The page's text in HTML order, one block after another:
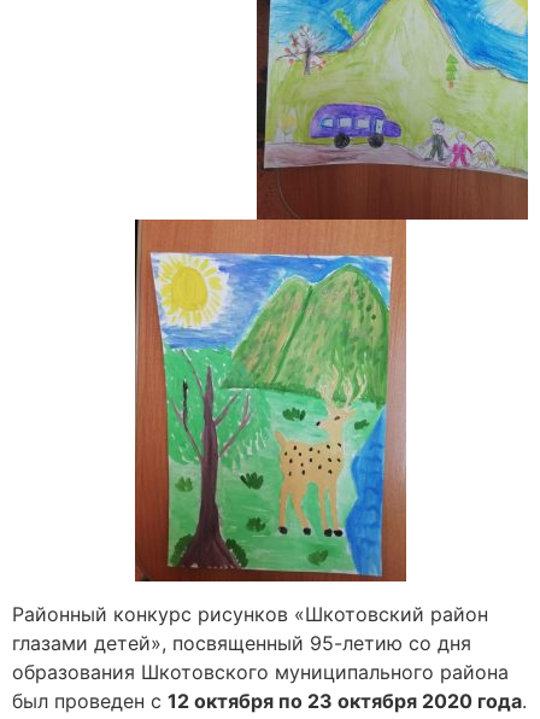
Районный конкурс рисунков «Шкотовский район
глазами детей», посвященный 95-летию со дня
образования Шкотовского муниципального района
был проведен с 12 октября по 23 октября 2020 года.